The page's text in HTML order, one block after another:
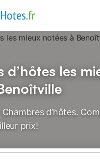
d’hôtes les
d’hôtes.
prix!